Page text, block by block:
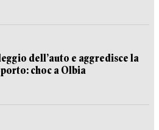
dell’auto e aggredisce la
choc a Olbia